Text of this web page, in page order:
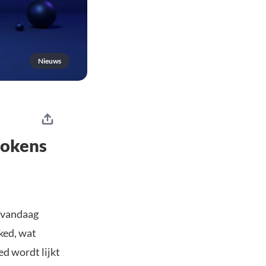
Nieuws
wat
wordt lijkt